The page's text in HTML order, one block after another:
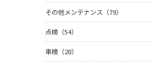
その他メンテナンス（79）
点検（54）
車検（28）